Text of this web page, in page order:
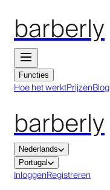
barberly
Functies
Hoe het werktPrijzenBlog
barberly
Nederlands
Portugal
InloggenRegistreren